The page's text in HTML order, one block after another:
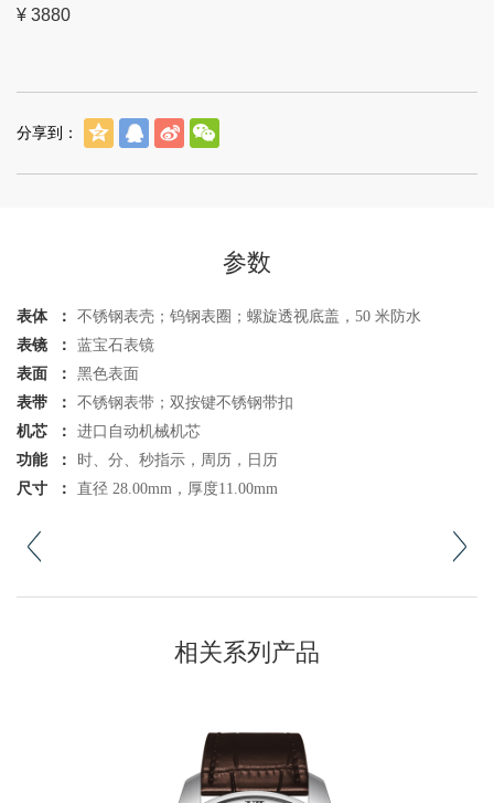
¥ 3880
分享到：
参数
表体 ：
不锈钢表壳；钨钢表圈；螺旋透视底盖，50 米防水
表镜 ：
蓝宝石表镜
表面 ：
黑色表面
表带 ：
不锈钢表带；双按键不锈钢带扣
机芯 ：
进口自动机械机芯
功能 ：
时、分、秒指示，周历，日历
尺寸 ：
直径 28.00mm，厚度11.00mm
相关系列产品